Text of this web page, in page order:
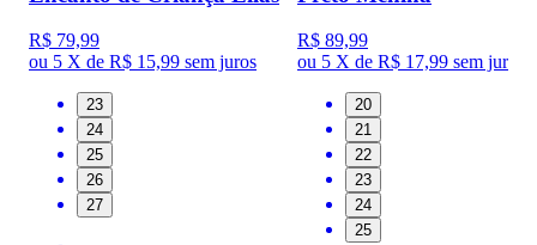
R$ 79,99
ou 5 X de R$ 15,99 sem juros
23
24
25
26
27
R$ 89,99
ou 5 X de R$ 17,99 sem juros
20
21
22
23
24
25